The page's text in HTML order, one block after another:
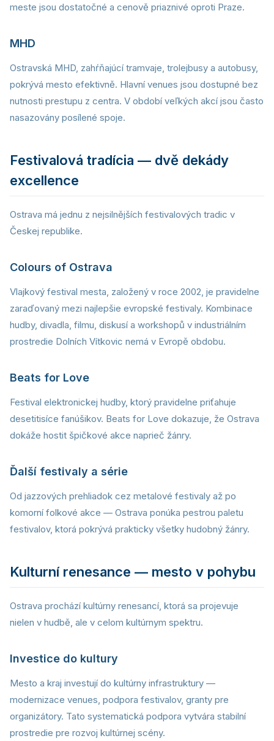
meste jsou dostatočné a cenově priaznivé oproti Praze.
MHD
Ostravská MHD, zahŕňajúcí tramvaje, trolejbusy a autobusy,
pokrývá mesto efektivně. Hlavní venues jsou dostupné bez
nutnosti prestupu z centra. V období veľkých akcí jsou často
nasazovány posílené spoje.
Festivalová tradícia — dvě dekády
excellence
Ostrava má jednu z nejsilnějších festivalových tradic v
Českej republike.
Colours of Ostrava
Vlajkový festival mesta, založený v roce 2002, je pravidelne
zaraďovaný mezi najlepšie evropské festivaly. Kombinace
hudby, divadla, filmu, diskusí a workshopů v industriálním
prostredie Dolních Vítkovic nemá v Evropě obdobu.
Beats for Love
Festival elektronickej hudby, ktorý pravidelne priťahuje
desetitisíce fanúšikov. Beats for Love dokazuje, že Ostrava
dokáže hostit špičkové akce naprieč žánry.
Ďalší festivaly a série
Od jazzových prehliadok cez metalové festivaly až po
komorní folkové akce — Ostrava ponúka pestrou paletu
festivalov, ktorá pokrývá prakticky všetky hudobný žánry.
Kulturní renesance — mesto v pohybu
Ostrava prochází kultúrny renesancí, ktorá sa projevuje
nielen v hudbě, ale v celom kultúrnym spektru.
Investice do kultury
Mesto a kraj investují do kultúrny infrastruktury —
modernizace venues, podpora festivalov, granty pre
organizátory. Tato systematická podpora vytvára stabilní
prostredie pre rozvoj kultúrnej scény.